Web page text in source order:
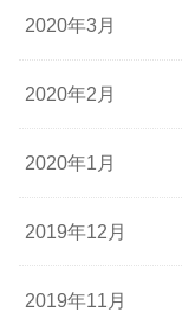
2020年3月
2020年2月
2020年1月
2019年12月
2019年11月